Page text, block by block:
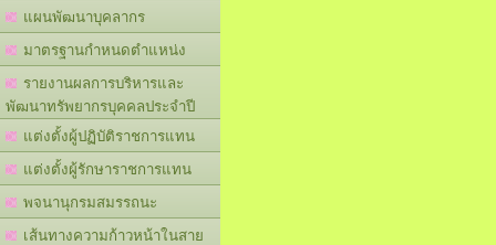
แผนพัฒนาบุคลากร
มาตรฐานกำหนดตำแหน่ง
รายงานผลการบริหารและ
พัฒนาทรัพยากรบุคคลประจำปี
แต่งตั้งผู้ปฏิบัติราชการแทน
แต่งตั้งผู้รักษาราชการแทน
พจนานุกรมสมรรถนะ
เส้นทางความก้าวหน้าในสาย